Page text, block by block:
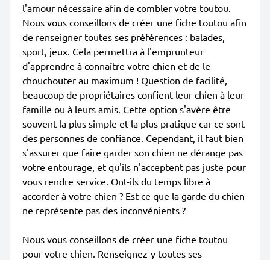
l'amour nécessaire afin de combler votre toutou.
Nous vous conseillons de créer une fiche toutou afin
de renseigner toutes ses préférences : balades,
sport, jeux. Cela permettra à l'emprunteur
d'apprendre à connaître votre chien et de le
chouchouter au maximum ! Question de facilité,
beaucoup de propriétaires confient leur chien à leur
famille ou à leurs amis. Cette option s'avère être
souvent la plus simple et la plus pratique car ce sont
des personnes de confiance. Cependant, il faut bien
s'assurer que faire garder son chien ne dérange pas
votre entourage, et qu'ils n'acceptent pas juste pour
vous rendre service. Ont-ils du temps libre à
accorder à votre chien ? Est-ce que la garde du chien
ne représente pas des inconvénients ?
Nous vous conseillons de créer une fiche toutou
pour votre chien. Renseignez-y toutes ses